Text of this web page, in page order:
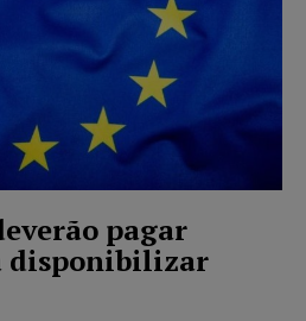
pagar
disponibilizar